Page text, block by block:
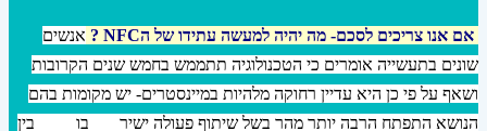
אם אנו צריכים לסכם- מה יהיה למעשה עתידו של הNFC ?
אנשים
שונים בתעשייה אומרים כי הטכנולוגיה תתממש בחמש שנים הקרובות
ושאף על פי כן היא עדיין רחוקה מלהיות במיינסטרים- יש מקומות בהם
הנושא התפתח הרבה יותר מהר בשל שיתוף פעולה ישיר
בו
בין